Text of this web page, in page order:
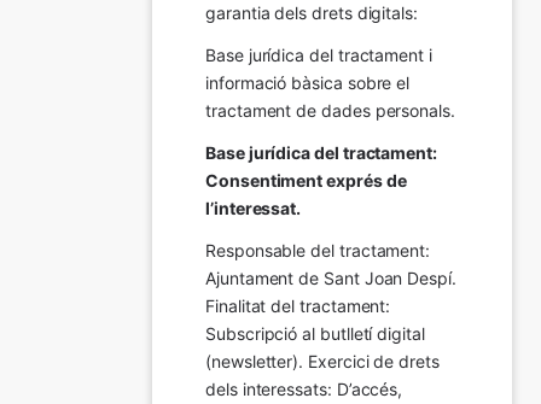
garantia dels drets digitals:
Base jurídica del tractament i
informació bàsica sobre el
tractament de dades personals.
Base jurídica del tractament:
Consentiment exprés de
l’interessat.
Responsable del tractament:
Ajuntament de Sant Joan Despí.
Finalitat del tractament:
Subscripció al butlletí digital
(newsletter). Exercici de drets
dels interessats: D’accés,